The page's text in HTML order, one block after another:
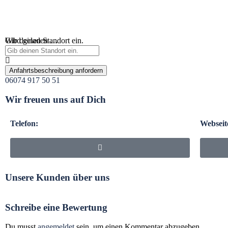
Wird geladen …
Gib deinen Standort ein.
Anfahrtsbeschreibung anfordern
06074 917 50 51
Wir freuen uns auf Dich
Telefon:
Unsere Kunden über uns
Schreibe eine Bewertung